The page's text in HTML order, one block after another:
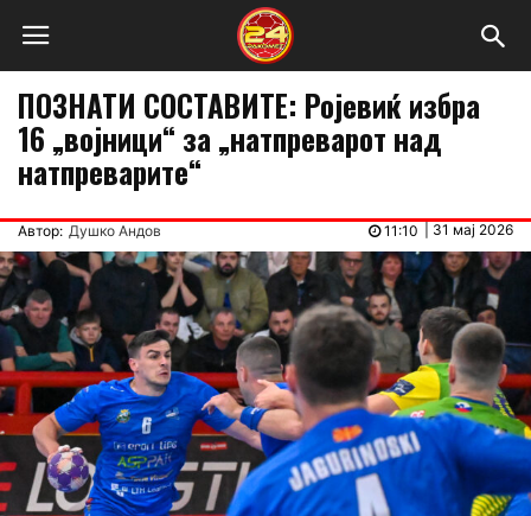
ПОЗНАТИ СОСТАВИТЕ: Ројевиќ избра
16 „војници“ за „натпреварот над
натпреварите“
Автор: Душко Андов 31 мај 2026
11:10